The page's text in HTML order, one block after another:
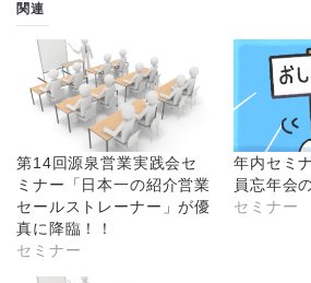
関連
第14回源泉営業実践会セ
ミナー「日本一の紹介営業
セールストレーナー」が優
真に降臨！！
セミナー
年内セミ
員忘年会
セミナー